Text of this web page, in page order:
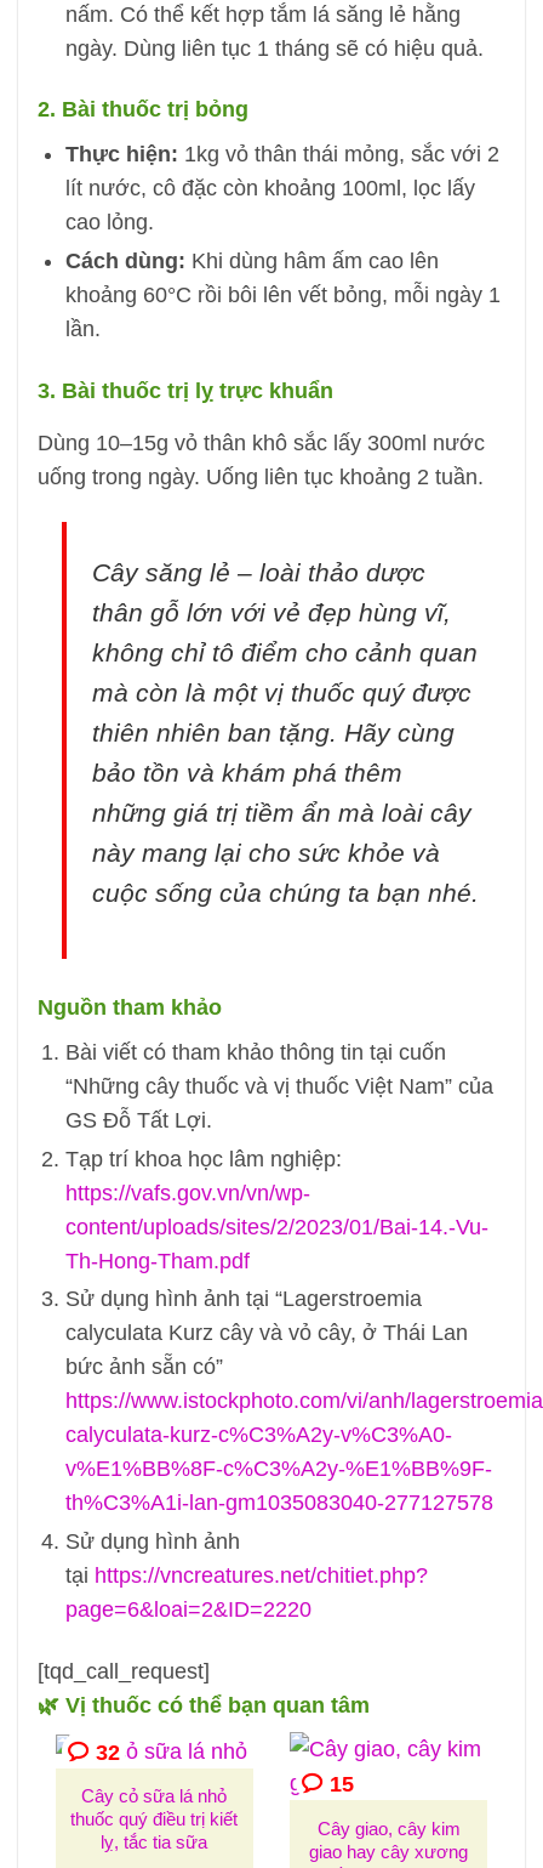
nấm. Có thể kết hợp tắm lá săng lẻ hằng
ngày. Dùng liên tục 1 tháng sẽ có hiệu quả.
2. Bài thuốc trị bỏng
Thực hiện: 1kg vỏ thân thái mỏng, sắc với 2
lít nước, cô đặc còn khoảng 100ml, lọc lấy
cao lỏng.
Cách dùng: Khi dùng hâm ấm cao lên
khoảng 60°C rồi bôi lên vết bỏng, mỗi ngày 1
lần.
3. Bài thuốc trị lỵ trực khuẩn
Dùng 10–15g vỏ thân khô sắc lấy 300ml nước
uống trong ngày. Uống liên tục khoảng 2 tuần.
Cây săng lẻ – loài thảo dược
thân gỗ lớn với vẻ đẹp hùng vĩ,
không chỉ tô điểm cho cảnh quan
mà còn là một vị thuốc quý được
thiên nhiên ban tặng. Hãy cùng
bảo tồn và khám phá thêm
những giá trị tiềm ẩn mà loài cây
này mang lại cho sức khỏe và
cuộc sống của chúng ta bạn nhé.
Nguồn tham khảo
Bài viết có tham khảo thông tin tại cuốn
“Những cây thuốc và vị thuốc Việt Nam” của
GS Đỗ Tất Lợi.
Tạp trí khoa học lâm nghiệp:
https://vafs.gov.vn/vn/wp-
content/uploads/sites/2/2023/01/Bai-14.-Vu-
Th-Hong-Tham.pdf
Sử dụng hình ảnh tại “Lagerstroemia
calyculata Kurz cây và vỏ cây, ở Thái Lan
bức ảnh sẵn có”
https://www.istockphoto.com/vi/anh/
calyculata-kurz-c%C3%A2y-v%C3%A0-
v%E1%BB%8F-c%C3%A2y-%E1%BB%9F-
th%C3%A1i-lan-gm1035083040-277127578
Sử dụng hình ảnh
tại https://vncreatures.net/chitiet.php?
page=6&loai=2&ID=2220
[tqd_call_request]
🌿 Vị thuốc có thể bạn quan tâm
32
Cây cỏ sữa lá nhỏ
thuốc quý điều trị kiết
lỵ, tắc tia sữa
15
Cây giao, cây kim
giao hay cây xương